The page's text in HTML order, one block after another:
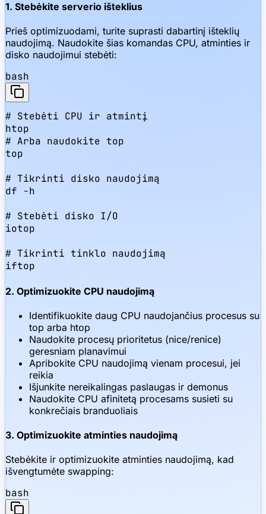
1. Stebėkite serverio išteklius
Prieš optimizuodami, turite suprasti dabartinį išteklių
naudojimą. Naudokite šias komandas CPU, atminties ir
disko naudojimui stebėti:
bash
# Stebėti CPU ir atmintį
htop
# Arba naudokite top
top
# Tikrinti disko naudojimą
df -h
# Stebėti disko I/O
iotop
# Tikrinti tinklo naudojimą
iftop
2. Optimizuokite CPU naudojimą
Identifikuokite daug CPU naudojančius procesus su
top arba htop
Naudokite procesų prioritetus (nice/renice)
geresniam planavimui
Apribokite CPU naudojimą vienam procesui, jei
reikia
Išjunkite nereikalingas paslaugas ir demonus
Naudokite CPU afinitetą procesams susieti su
konkrečiais branduoliais
3. Optimizuokite atminties naudojimą
Stebėkite ir optimizuokite atminties naudojimą, kad
išvengtumėte swapping:
bash